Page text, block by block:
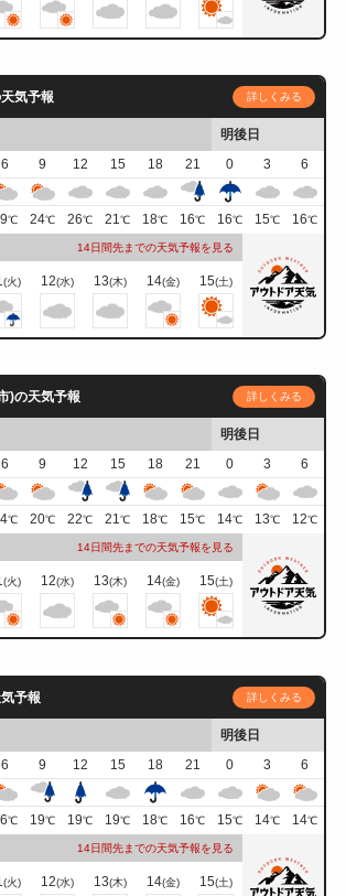
気予報 詳しくみる
明後日
6 9 12 15 18 21 0 3
6
℃ 24℃ 26℃ 21℃ 18℃ 16℃ 16℃ 15℃ 16℃
14日間先までの天気予報を見る
(火) 12(水) 13(木) 14(金) 15(土)
)の天気予報 詳しくみる
明後日
6 9 12 15 18 21 0 3
6
℃ 20℃ 22℃ 21℃ 18℃ 15℃ 14℃ 13℃ 12℃
14日間先までの天気予報を見る
(火) 12(水) 13(木) 14(金) 15(土)
予報 詳しくみる
明後日
6 9 12 15 18 21 0 3
6
℃ 19℃ 19℃ 19℃ 18℃ 16℃ 15℃ 14℃ 14℃
14日間先までの天気予報を見る
(火) 12(水) 13(木) 14(金) 15(土)